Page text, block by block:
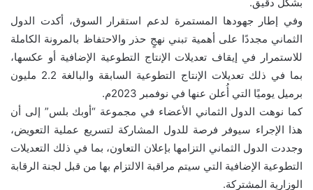
وفي إطار جهودها المستمرة لدعم استقرار السوق، أكدت الدول
الثماني مجددًا على أهمية تبني نهجٍ حذر والاحتفاظ بالمرونة الكاملة
للاستمرار في إيقاف تعديلات الإنتاج التطوعية الإضافية أو عكسها،
بما في ذلك تعديلات الإنتاج التطوعية السابقة والبالغة 2.2 مليون
برميل يوميًا التي أُعلن عنها في نوفمبر 2023م.
كما نوهت الدول الثماني الأعضاء في مجموعة “أوبك بلس” إلى أن
هذا الإجراء سيوفر فرصة للدول المشاركة لتسريع عملية التعويض،
وجددت الدول الثماني التزامها بإعلان التعاون، بما في ذلك التعديلات
التطوعية الإضافية التي سيتم مراقبة الالتزام بها من قبل لجنة الرقابة
الوزارية المشتركة.